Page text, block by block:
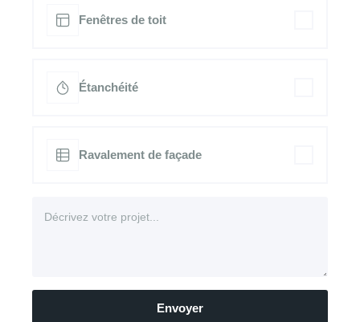
Fenêtres de toit
Étanchéité
Ravalement de façade
Envoyer